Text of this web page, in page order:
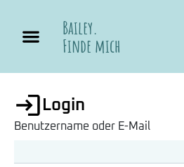
Bailey.
Finde mich
Login
Benutzername oder E-Mail